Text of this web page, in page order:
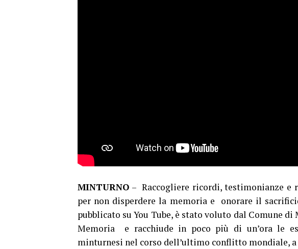
MINTURNO – Raccogliere ricordi, testimonianze
per non disperdere la memoria e onorare il
pubblicato su You Tube, è stato voluto dal Comune
Memoria e racchiude in poco più di un’ora le
minturnesi nel corso dell’ultimo conflitto mondiale, a